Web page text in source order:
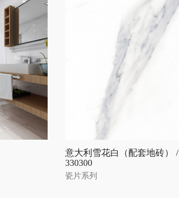
意大利雪花白（配套地砖） /
330300
瓷片系列